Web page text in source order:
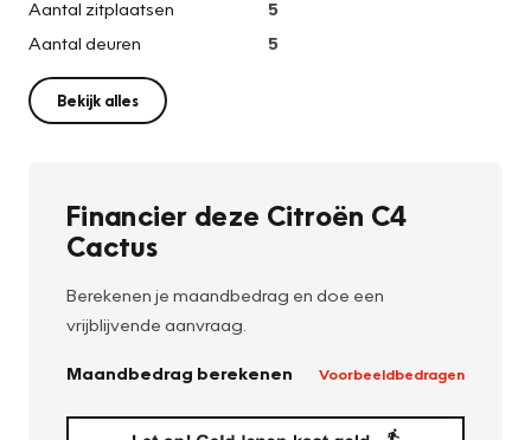
Aantal zitplaatsen
5
Aantal deuren
5
Bekijk alles
Financier deze Citroën C4
Cactus
Berekenen je maandbedrag en doe een
vrijblijvende aanvraag.
Maandbedrag berekenen Voorbeeldbedragen